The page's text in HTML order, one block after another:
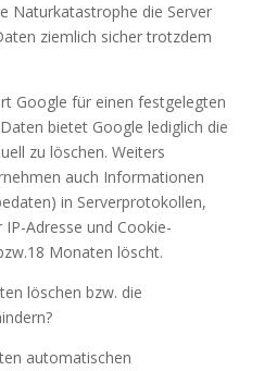
Naturkatastrophe die Server
ziemlich sicher trotzdem
Google für einen festgelegten
bietet Google lediglich die
zu löschen. Weiters
auch Informationen
in Serverprotokollen,
Adresse und Cookie-
Monaten löscht.
löschen bzw. die
automatischen